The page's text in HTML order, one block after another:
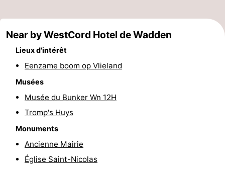
Faire
vélo
Équitation
Sportive
Equitation
Near by WestCord Hotel de Wadden
Lieux d'intérêt
Eenzame boom op Vlieland
Musées
Musée du Bunker Wn 12H
Tromp's Huys
Monuments
Ancienne Mairie
Église Saint-Nicolas